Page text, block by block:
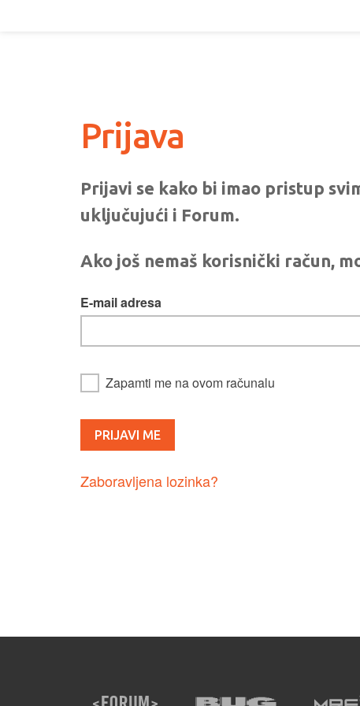
Prijava
Prijavi se kako bi imao pristup
uključujući i Forum.
Ako još nemaš korisnički račun,
E-mail adresa
Zapamti me na ovom računalu
Zaboravljena lozinka?